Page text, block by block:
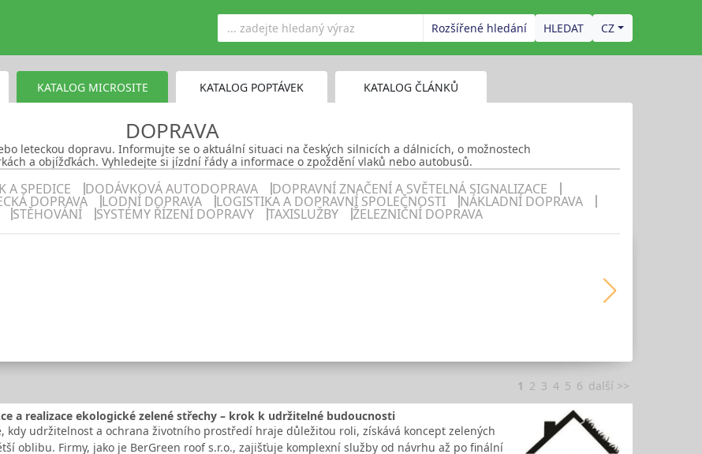
Rozšířené hledání CZ
KATALOG MICROSITE KATALOG POPTÁVEK KATALOG ČLÁNKŮ
DOPRAVA
leteckou dopravu. Informujte se o aktuální situaci na českých silnicích a dálnicích, o možnostech
a objížďkách. Vyhledejte si jízdní řády a informace o zpoždění vlaků nebo autobusů.
A SPEDICE DODÁVKOVÁ AUTODOPRAVA DOPRAVNÍ ZNAČENÍ A SVĚTELNÁ SIGNALIZACE
DOPRAVA LODNÍ DOPRAVA LOGISTIKA A DOPRAVNÍ SPOLEČNOSTI NÁKLADNÍ DOPRAVA
STĚHOVÁNÍ SYSTÉMY ŘÍZENÍ DOPRAVY TAXISLUŽBY ŽELEZNIČNÍ DOPRAVA
1 2 3 4 5 6 další >>
a realizace ekologické zelené střechy – krok k udržitelné budoucnosti
kdy udržitelnost a ochrana životního prostředí hraje důležitou roli, získává koncept zelených
oblibu. Firmy, jako je BerGreen roof s.r.o., zajišťuje komplexní služby od návrhu až po finální